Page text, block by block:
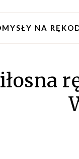
NA